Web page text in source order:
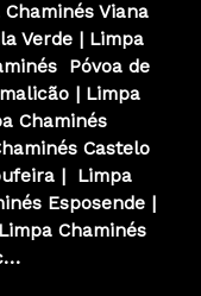
Chaminés Viana
Verde | Limpa
Póvoa de
| Limpa
Chaminés
Castelo
| Limpa
Esposende|
Limpa Chaminés